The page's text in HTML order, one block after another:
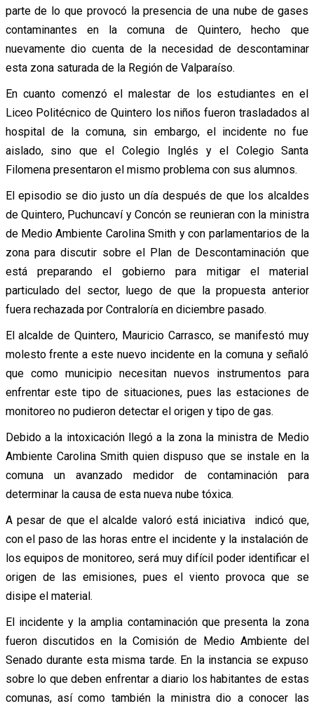
parte de lo que provocó la presencia de una nube de gases
contaminantes en la comuna de Quintero, hecho que
nuevamente dio cuenta de la necesidad de descontaminar
esta zona saturada de la Región de Valparaíso.
En cuanto comenzó el malestar de los estudiantes en el
Liceo Politécnico de Quintero los niños fueron trasladados al
hospital de la comuna, sin embargo, el incidente no fue
aislado, sino que el Colegio Inglés y el Colegio Santa
Filomena presentaron el mismo problema con sus alumnos.
El episodio se dio justo un día después de que los alcaldes
de Quintero, Puchuncaví y Concón se reunieran con la ministra
de Medio Ambiente Carolina Smith y con parlamentarios de la
zona para discutir sobre el Plan de Descontaminación que
está preparando el gobierno para mitigar el material
particulado del sector, luego de que la propuesta anterior
fuera rechazada por Contraloría en diciembre pasado.
El alcalde de Quintero, Mauricio Carrasco, se manifestó muy
molesto frente a este nuevo incidente en la comuna y señaló
que como municipio necesitan nuevos instrumentos para
enfrentar este tipo de situaciones, pues las estaciones de
monitoreo no pudieron detectar el origen y tipo de gas.
Debido a la intoxicación llegó a la zona la ministra de Medio
Ambiente Carolina Smith quien dispuso que se instale en la
comuna un avanzado medidor de contaminación para
determinar la causa de esta nueva nube tóxica.
A pesar de que el alcalde valoró está iniciativa indicó que,
con el paso de las horas entre el incidente y la instalación de
los equipos de monitoreo, será muy difícil poder identificar el
origen de las emisiones, pues el viento provoca que se
disipe el material.
El incidente y la amplia contaminación que presenta la zona
fueron discutidos en la Comisión de Medio Ambiente del
Senado durante esta misma tarde. En la instancia se expuso
sobre lo que deben enfrentar a diario los habitantes de estas
comunas, así como también la ministra dio a conocer las